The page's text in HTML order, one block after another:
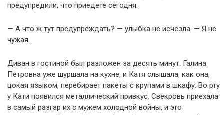
предупредили, что приедете сегодня.
— А что ж тут предупреждать? — улыбка не исчезла. — Я не
чужая.
Диван в гостиной был разложен за десять минут. Галина
Петровна уже шуршала на кухне, и Катя слышала, как она,
цокая языком, перебирает пакеты с крупами в шкафу. Во рту
у Кати появился металлический привкус. Свекровь приехала
в самый разгар их с мужем холодной войны, и это